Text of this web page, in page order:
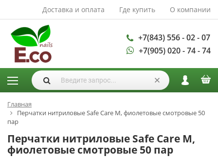
Доставка и оплата Где купить О компании
+7(843) 556 - 02 - 07
+7(905) 020 - 74 - 74
АКСЕССУАРЫ И
РАСХОДНЫЕ
МАТЕРИАЛЫ
Аксессуары
Запасные
лампы
Кисти
Одноразовая
продукция
ГЕЛЬ ЛАКИ
Главная
Перчатки нитриловые Safe Care M, фиолетовые смотровые 50
пар
Перчатки нитриловые Safe Care M,
фиолетовые смотровые 50 пар